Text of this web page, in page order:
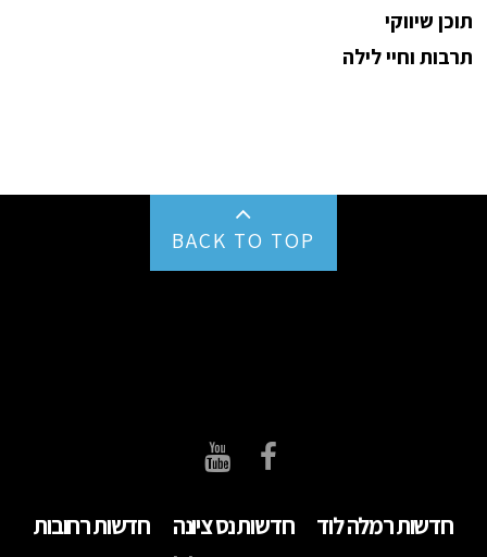
תוכן שיווקי
תרבות וחיי לילה
BACK TO TOP
חדשות רמלה לוד חדשות נס ציונה
חדשות רחובות